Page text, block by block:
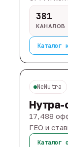
381
КАНАЛОВ
Каталог
NeNutra
17,488
ГЕО и
Каталог